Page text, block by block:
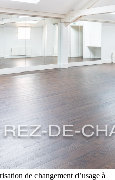
de changement d’usage à